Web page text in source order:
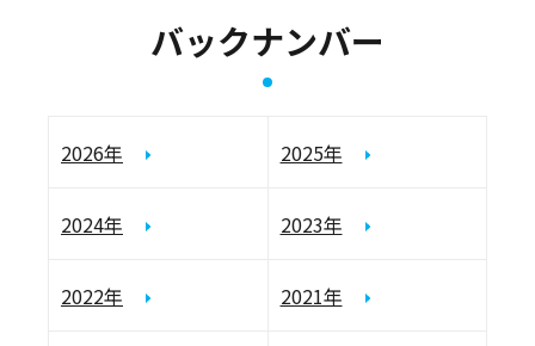
バックナンバー
2026年 2025年
2024年 2023年
2022年 2021年